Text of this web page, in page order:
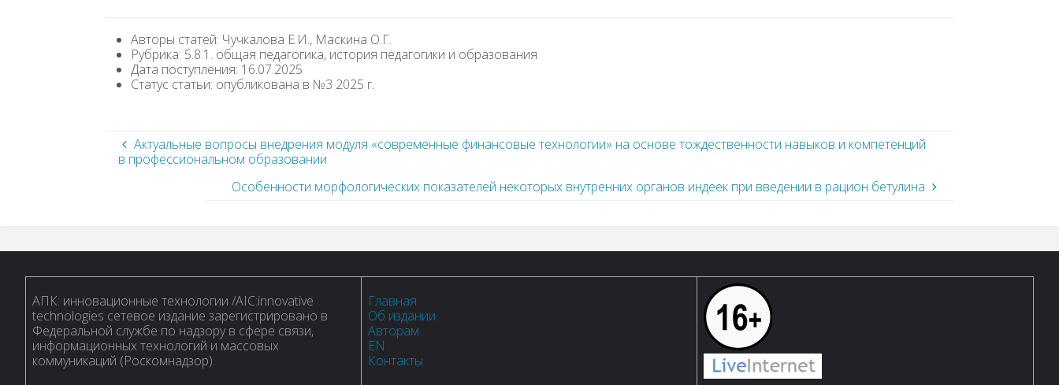
Авторы статей: Чучкалова Е.И., Маскина О.Г.
Рубрика: 5.8.1. общая педагогика, история педагогики и образования
Дата поступления: 16.07.2025
Статус статьи: опубликована в №3 2025 г.
Актуальные вопросы внедрения модуля «современные финансовые технологии» на основе тождественности навыков и компетенций
в профессиональном образовании
Особенности морфологических показателей некоторых внутренних органов индеек при введении в рацион бетулина
АПК: инновационные технологии /AIC:innovative
technologies сетевое издание зарегистрировано в
Федеральной службе по надзору в сфере связи,
информационных технологий и массовых
коммуникаций (Роскомнадзор).
Главная
Об издании
Авторам
EN
Контакты